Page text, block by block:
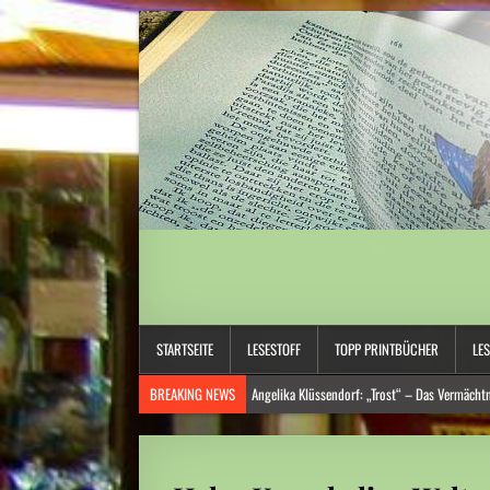
STARTSEITE LESESTOFF TOPP PRINTBÜCHER
BREAKING NEWS
Angelika Klüssendorf: „Trost“ – Das
Hitzewelle: Städte- und Gemeindebund fordert „nationalen